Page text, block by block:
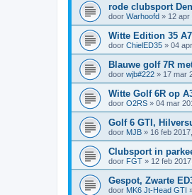
rode clubsport
door Warhoofd » 12 apr
Witte Edition 35
door ChielED35 » 04
Blauwe golf 7R
door wjb#222 » 17 mar
Witte Golf 6R op
door O2RS » 04 mar
Golf 6 GTI,
door MJB » 16 feb
Clubsport in
door FGT » 12 feb
Gespot, Zwarte
door MK6 Jt-Head GTI